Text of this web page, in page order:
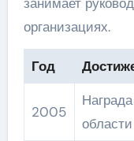
организациях.
Год
2005